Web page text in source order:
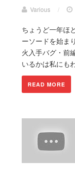
Various /
ちょうど一年ほ
ーソードを始ま
火入手バグ・前
いるかは私にも
READ MORE